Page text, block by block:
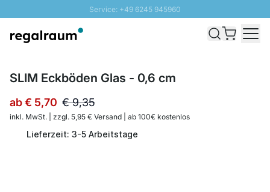
Service: +49 6245 945960
Schnelle Lieferung - Gratis Versand ab 100€
SLIM Eckböden Glas - 0,6 cm
ab€ 5,70 € 9,35
inkl. MwSt. | zzgl. 5,95 € Versand | ab 100€ kostenlos
Lieferzeit: 3-5 Arbeitstage